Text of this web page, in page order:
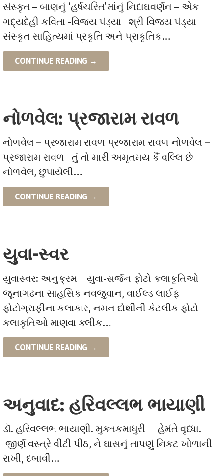
સંસ્કૃત – બાણનું ‘હર્ષચરિત’માંનું નિદાઘવર્ણન – એક
ગદ્યદેહી કવિતા -વિજય પંડ્યા શ્રી વિજય પંડ્યા
સંસ્કૃત સાહિત્યમાં પ્રકૃતિ અને પ્રાકૃતિક…
CONTINUE READING →
નોળવેલ: પ્રજારામ રાવળ
નોળવેલ – પ્રજારામ રાવળ પ્રજારામ રાવળ નોળવેલ –
પ્રજારામ રાવળ તું તો મારી અમૃતમય કૈં વલ્લિ છે
નોળવેલ, છુપાયેલી…
CONTINUE READING →
યુવા-સ્વર
યુવાસ્વર: અનુક્રમ યુવા-સર્જન ફોટો કલાકૃતિઓ
જૂનાગઢના સાહસિક નવજુવાન, વાઈલ્ડ લાઈફ
ફોટોગ્રાફીના કલાકાર, નમન‌‌ દોશીની કેટલીક ફોટો
કલાકૃતિઓ માણવા ક્લીક…
CONTINUE READING →
અનુવાદ: હરિવલ્લભ ભાયાણી
ડૉ. હરિવલ્લભ ભાયાણી. મુક્તકમાધુરી હેમંતે વૃધ્ધા.
જીર્ણ વસ્ત્રે વીંટી પીઠ, ને ઘાસનું તાપણું નિકટ ખોળાની
રાખી, દબાવી…